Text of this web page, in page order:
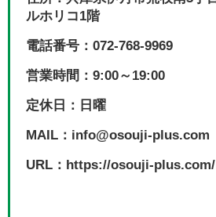
ルホリコ1階
電話番号：072-768-9969
営業時間：9:00～19:00
定休日：日曜
MAIL：info@osouji-plus.com
URL：https://osouji-plus.com/